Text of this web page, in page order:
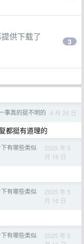
供下载了
3
事真的挺不明的 4 月 26 日
都挺有道理的
有哪些类似
2025 年 5
月 16 日
有哪些类似
2025 年 5
月 16 日
有哪些类似
2025 年 5